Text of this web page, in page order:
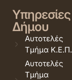
Υπηρεσίες
Δήμου
Αυτοτελές
Τμήμα Κ.Ε.Π.
Αυτοτελές
Τμήμα